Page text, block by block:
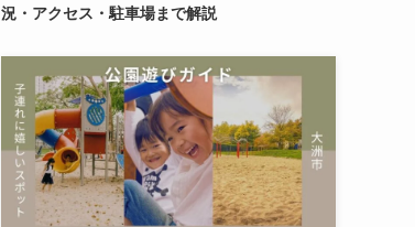
況・アクセス・駐車場まで解説